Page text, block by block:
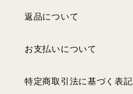
返品について
お支払いについて
特定商取引法に基づく表記